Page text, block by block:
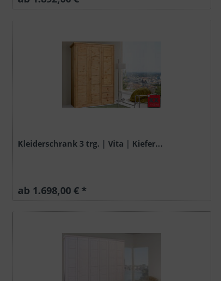
Kleiderschrank 3 trg. | Vita | Kiefer...
ab 1.698,00 € *